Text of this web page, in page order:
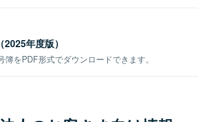
年度版）
をPDF形式でダウンロードできます。